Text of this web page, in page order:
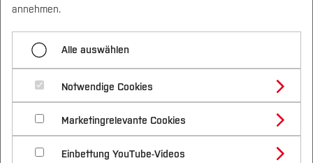
Studium
Studienangebote
Bachelorstudiengänge
Masterstudiengänge
Vor dem Studium
Bewerben & Einschreiben
Bewerbungsportal
Im Studium
Studienbüros und Prüfungen
Nach dem Studium
Forschung & Transfer
Profil
Forschungs- und Transferprofil
Schwerpunkte (FuT)
Beratung & Förderung
Nachhaltigkeit
Nachhaltigkeit studieren
International
30.05.2025
B)
Prof. Albert als professorales
Mitglied des Promotionskollegs
NRW aufgenommen
annehmen.
Alle auswählen
Notwendige Cookies
Marketingrelevante Cookies
Einbettung YouTube-Videos